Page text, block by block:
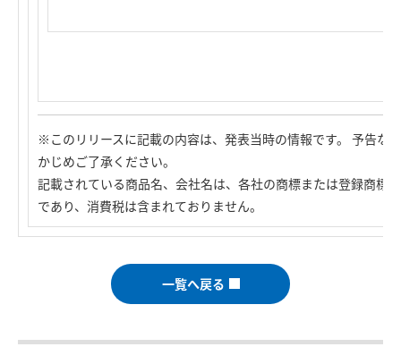
※このリリースに記載の内容は、発表当時の情報です。 予告な
かじめご了承ください。
記載されている商品名、会社名は、各社の商標または登録商標
であり、消費税は含まれておりません。
一覧へ戻る